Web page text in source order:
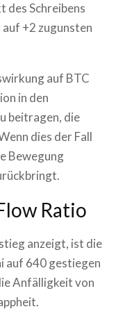
des Schreibens
+2 zugunsten
auf BTC
in den
beitragen, die
dies der Fall
Bewegung
Ratio
anzeigt, ist die
auf 640 gestiegen
Anfälligkeit von